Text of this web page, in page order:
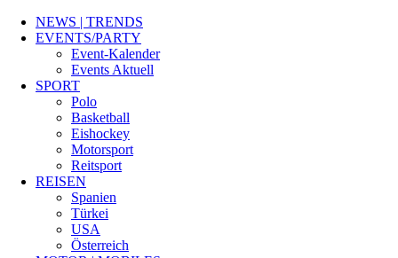
NEWS | TRENDS
EVENTS/PARTY
Event-Kalender
Events Aktuell
SPORT
Polo
Basketball
Eishockey
Motorsport
Reitsport
REISEN
Spanien
Türkei
USA
Österreich